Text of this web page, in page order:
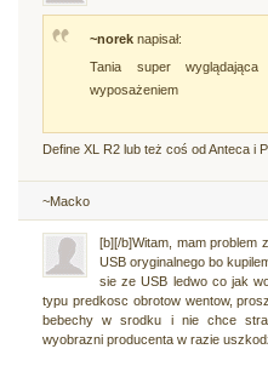
~norek napisał:
Tania super
wyposażeniem
Define XL R2 lub też coś od Anteca i
~Macko
[b][/b]Witam, mam problem
USB oryginalnego bo
sie ze USB ledwo co jak
typu predkosc obrotow wentow,
bebechy w srodku i nie chce
wyobrazni producenta w razie